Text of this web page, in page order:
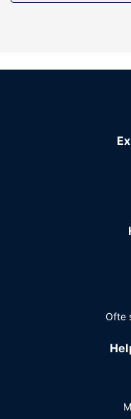
festsal.
morgenmadsbuffet
Gæsterne har blandt
aviser i lobbyen.
Ofte